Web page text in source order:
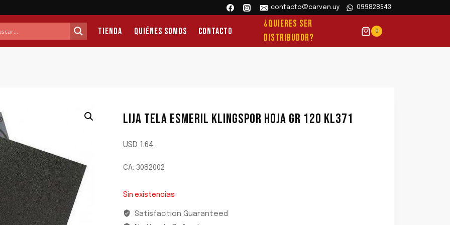
contacto@carven.uy 099828543
Tienda Quiénes Somos Contacto
¿QUIERES SER
DISTRIBUDOR?
0
LIJA TELA ESMERIL KLINGSPOR HOJA GR 120 KL371
USD 1.64
CA: 3082002
Sin existencias
Satisfaction Guaranteed